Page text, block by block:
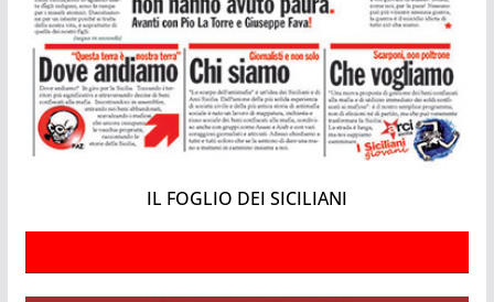
IL FOGLIO DEI SICILIANI